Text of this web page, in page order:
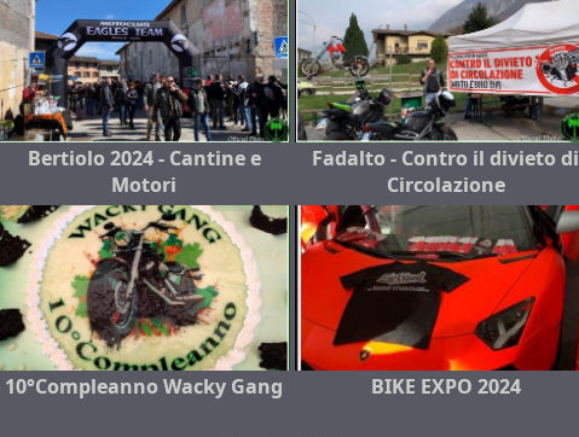
Bertiolo 2024 - Cantine e
Motori
Fadalto - Contro il divieto di
Circolazione
10°Compleanno Wacky Gang BIKE EXPO 2024